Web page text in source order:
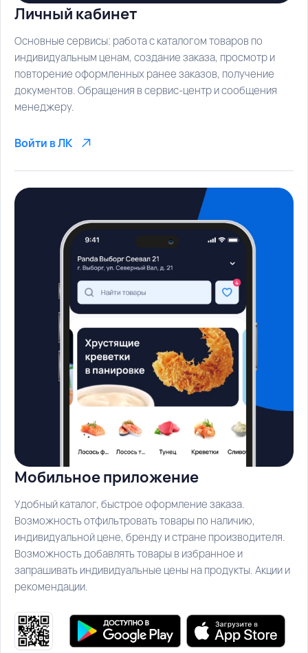
Личный кабинет
Основные сервисы: работа с каталогом товаров по
индивидуальным ценам, создание заказа, просмотр и
повторение оформленных ранее заказов, получение
документов. Обращения в сервис-центр и сообщения
менеджеру.
Войти в ЛК
Мобильное приложение
Удобный каталог, быстрое оформление заказа.
Возможность отфильтровать товары по наличию,
индивидуальной цене, бренду и стране производителя.
Возможность добавлять товары в избранное и
запрашивать индивидуальные цены на продукты. Акции и
рекомендации.